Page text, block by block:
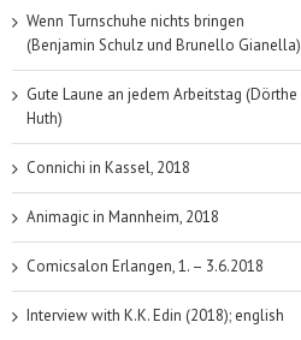
Wenn Turnschuhe nichts bringen
(Benjamin Schulz und Brunello Gianella)
Gute Laune an jedem Arbeitstag (Dörthe
Huth)
Connichi in Kassel, 2018
Animagic in Mannheim, 2018
Comicsalon Erlangen, 1. – 3.6.2018
Interview with K.K. Edin (2018); english